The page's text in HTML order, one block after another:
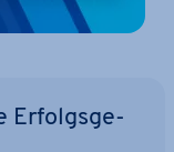
Er­folgs­ge­